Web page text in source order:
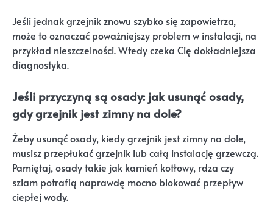
Jeśli jednak grzejnik znowu szybko się zapowietrza,
może to oznaczać poważniejszy problem w instalacji, na
przykład nieszczelności. Wtedy czeka Cię dokładniejsza
diagnostyka.
Jeśli przyczyną są osady: jak usunąć osady,
gdy grzejnik jest zimny na dole?
Żeby usunąć osady, kiedy grzejnik jest zimny na dole,
musisz przepłukać grzejnik lub całą instalację grzewczą.
Pamiętaj, osady takie jak kamień kotłowy, rdza czy
szlam potrafią naprawdę mocno blokować przepływ
ciepłej wody.